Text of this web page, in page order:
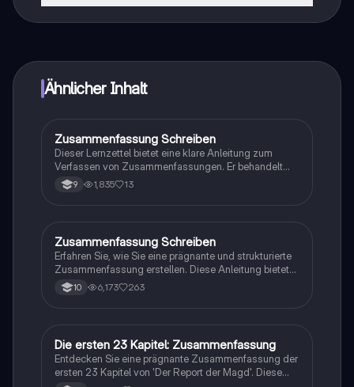
Ähnlicher Inhalt
Englisch
Zusammenfassung Schreiben
Dieser Lernzettel bietet eine klare Anleitung zum
Verfassen von Zusammenfassungen. Er behandelt
wichtige Aspekte wie die Struktur, die Verwendung
der Gegenwartsform und die Vermeidung
9 1,835 13
Englisch
Zusammenfassung Schreiben
Erfahren Sie, wie Sie eine prägnante und strukturierte
Zusammenfassung erstellen. Diese Anleitung bietet
Tipps zur Analyse von Texten, zur Identifizierung von
Sinnabschnitten und zur Verwendung nützlicher
10 6,173 263
Englisch
Die ersten 23 Kapitel: Zusammenfassung
Entdecken Sie eine prägnante Zusammenfassung der
ersten 23 Kapitel von 'Der Report der Magd'. Diese